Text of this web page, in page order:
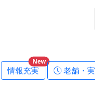
情報充実
New
老舗・